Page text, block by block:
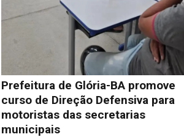
Prefeitura de Glória-BA promove
curso de Direção Defensiva para
motoristas das secretarias
municipais